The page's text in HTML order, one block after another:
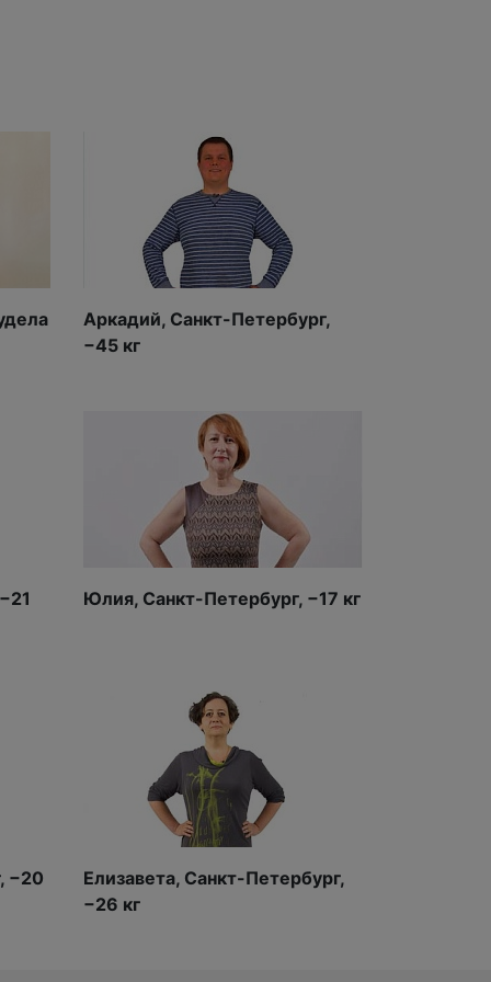
Аркадий, Санкт-Петербург,
−45 кг
Юлия, Санкт-Петербург, −17 кг
−20
Елизавета, Санкт-Петербург,
−26 кг